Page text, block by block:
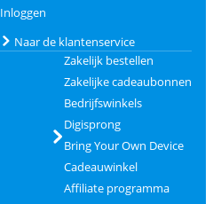
Inloggen
Naar de klantenservice
Zakelijk bestellen
Zakelijke cadeaubonnen
Bedrijfswinkels
Digisprong
Bring Your Own Device
Cadeauwinkel
Affiliate programma